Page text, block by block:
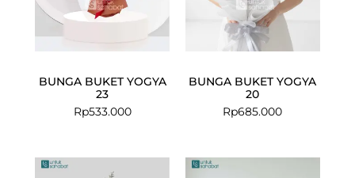
BUNGA BUKET YOGYA
23
Rp533.000
BUNGA BUKET YOGYA
20
Rp685.000